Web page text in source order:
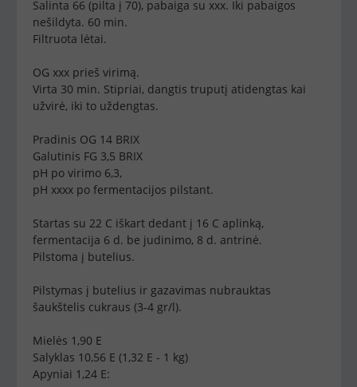
Salinta 66 (pilta į 70), pabaiga su xxx. Iki pabaigos
nešildyta. 60 min.
Filtruota lėtai.
OG xxx prieš virimą.
Virta 30 min. Stipriai, dangtis truputį atidengtas kai
užvirė, iki to uždengtas.
Pradinis OG 14 BRIX
Galutinis FG 3,5 BRIX
pH po virimo 6,3,
pH xxxx po fermentacijos pilstant.
Startas su 22 C iškart dedant į 16 C aplinką,
fermentacija 6 d. be judinimo, 8 d. antrinė.
Pilstoma į butelius.
Pilstymas į butelius ir gazavimas nubrauktas
šaukštelis cukraus (3-4 gr/l).
Mielės 1,90 E
Salyklas 10,56 E (1,32 E - 1 kg)
Apyniai 1,24 E: